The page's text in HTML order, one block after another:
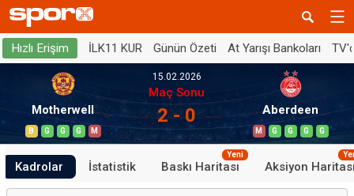
Hızlı Erişim İLK11 KUR Günün Özeti At Yarışı Bankoları
Motherwell
B G G G M
15.02.2026
Maç Sonu
2 - 0 Aberdeen
M G G G G
Kadrolar İstatistik Baskı Haritası
Yeni
Aksiyon